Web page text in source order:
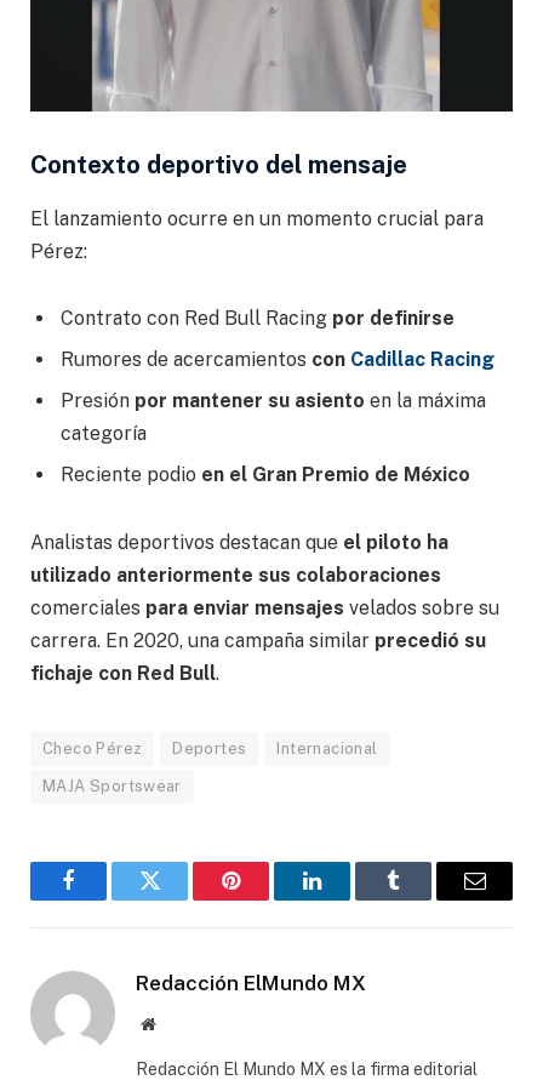
Contexto deportivo del mensaje
El lanzamiento ocurre en un momento crucial para
Pérez:
Contrato con Red Bull Racing por definirse
Rumores de acercamientos con Cadillac Racing
Presión por mantener su asiento en la máxima
categoría
Reciente podio en el Gran Premio de México
Analistas deportivos destacan que el piloto ha
utilizado anteriormente sus colaboraciones
comerciales para enviar mensajes velados sobre su
carrera. En 2020, una campaña similar precedió su
fichaje con Red Bull.
Checo Pérez Deportes Internacional
MAJA Sportswear
FacebookGorjeo Pinterest LinkedInTumblr
Correo
Redacción ElMundo MX
Sitio
Redacción El Mundo MX es la firma editorial